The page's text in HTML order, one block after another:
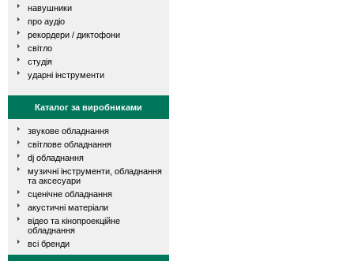
навушники
про аудіо
рекордери / диктофони
світло
студія
ударні інструменти
Каталог за виробниками
звукове обладнання
світлове обладнання
dj обладнання
музичні інструменти, обладнання
та аксесуари
сценічне обладнання
акустичні матеріали
відео та кінопроекційне
обладнання
всі бренди